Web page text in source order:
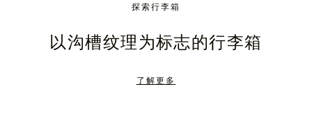
探索行李箱
以沟槽纹理为标志的行李箱
了解更多